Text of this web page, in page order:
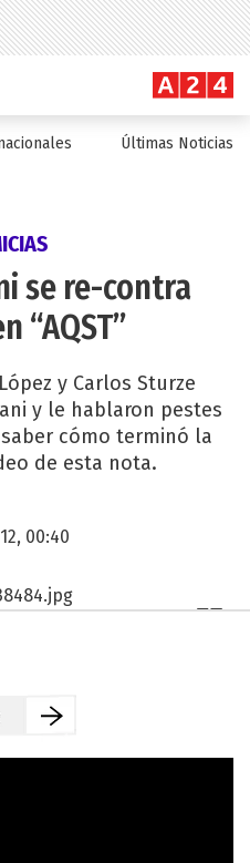
Últimas Noticias
se re-contra
“AQST”
y Carlos Sturze
y le hablaron pestes
cómo terminó la
de esta nota.
00:40